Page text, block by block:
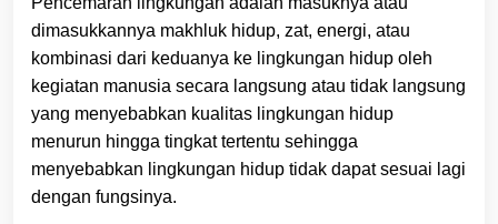
dimasukkannya makhluk hidup, zat, energi, atau
kombinasi dari keduanya ke lingkungan hidup oleh
kegiatan manusia secara langsung atau tidak langsung
yang menyebabkan kualitas lingkungan hidup
menurun hingga tingkat tertentu sehingga
menyebabkan lingkungan hidup tidak dapat sesuai lagi
dengan fungsinya.